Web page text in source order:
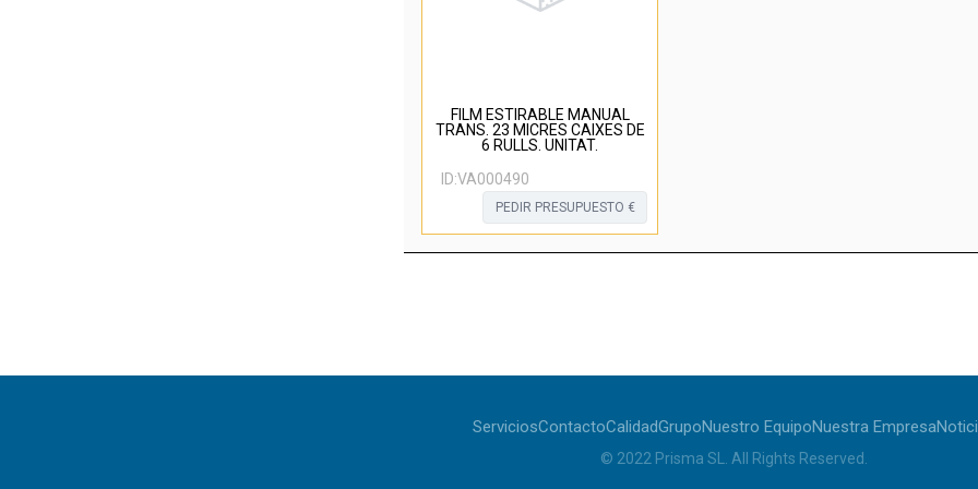
FILM ESTIRABLE MANUAL
TRANS. 23 MICRES CAIXES DE
6 RULLS. UNITAT.
ID:VA000490
PEDIR PRESUPUESTO €
ServiciosContactoCalidadGrupoNuestro EquipoNuestra Empresa
© 2022 Prisma SL All Rights Reserved